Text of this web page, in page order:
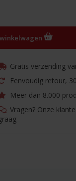
Gratis verzending
Eenvoudig retour,
Meer dan 8.000
Vragen? Onze